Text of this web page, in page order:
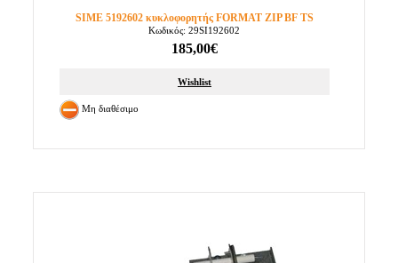
SIME 5192602 κυκλοφορητής FORMAT ZIP BF TS
Κωδικός: 29SI192602
185,00€
Wishlist
Μη διαθέσιμο